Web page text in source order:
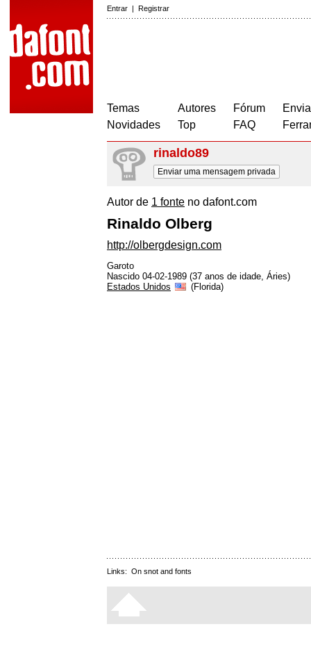
Entrar | Registrar
Temas
Novidades
Autores
Top
Fórum
FAQ
rinaldo89
Enviar uma mensagem privada
Autor de 1 fonte no dafont.com
Rinaldo Olberg
http://olbergdesign.com
Garoto
Nascido 04-02-1989 (37 anos de idade, Áries)
Estados Unidos
(Florida)
Links: On snot and fonts